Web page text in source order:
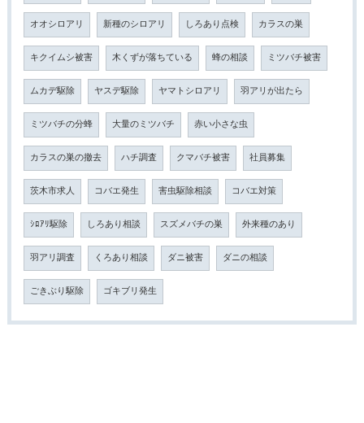
オオシロアリ 新種のシロアリ しろあり点検 カラスの巣
キクイムシ被害 木くずが落ちている 蜂の相談 ミツバチ被害
ムカデ駆除 ヤスデ駆除 ヤマトシロアリ 羽アリが出たら
ミツバチの分蜂 大量のミツバチ 赤い小さな虫
カラスの巣の撤去 ハチ調査 クマバチ被害 社員募集
茨木市求人 コバエ発生 害虫駆除相談 コバエ対策
ｼﾛｱﾘ駆除 しろあり相談 スズメバチの巣 外来種のあり
羽アリ調査 くろあり相談 ダニ被害 ダニの相談
ごきぶり駆除 ゴキブリ発生